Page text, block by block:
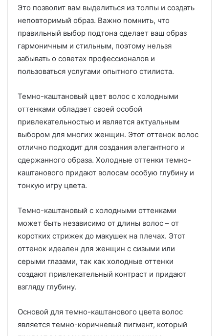
Это позволит вам выделиться из толпы и создать
неповторимый образ. Важно помнить, что
правильный выбор подтона сделает ваш образ
гармоничным и стильным, поэтому нельзя
забывать о советах профессионалов и
пользоваться услугами опытного стилиста.
Темно-каштановый цвет волос с холодными
оттенками обладает своей особой
привлекательностью и является актуальным
выбором для многих женщин. Этот оттенок волос
отлично подходит для создания элегантного и
сдержанного образа. Холодные оттенки темно-
каштанового придают волосам особую глубину и
тонкую игру цвета.
Темно-каштановый с холодными оттенками
может быть независимо от длины волос – от
коротких стрижек до макушек на плечах. Этот
оттенок идеален для женщин с сизыми или
серыми глазами, так как холодные оттенки
создают привлекательный контраст и придают
взгляду глубину.
Основой для темно-каштанового цвета волос
является темно-коричневый пигмент, который